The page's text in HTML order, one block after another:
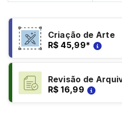
Criação de Arte
R$ 45,99*
Revisão de
R$ 16,99